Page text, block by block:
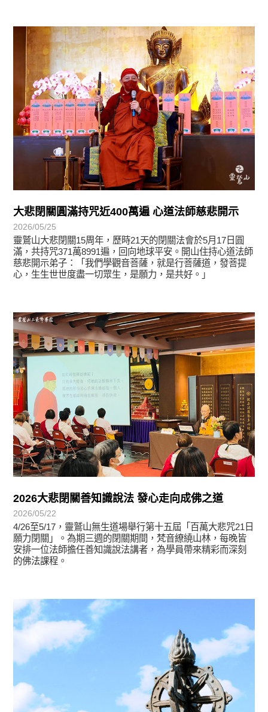
大悲閉關圓滿持咒近400萬遍 心道法師慈悲開示
2026/05/25
靈鷲山大悲閉關15周年，歷時21天的閉關法會於5月17日圓
滿，共持咒371萬8991遍，回向地球平安。開山住持心道法師
慈悲開示弟子：「我們學觀音菩薩，就是行菩薩道，發菩提
心，生生世世度盡一切眾生，是願力，是共好。」
學習分享
2026大悲閉關善知識說法 發心走向成佛之道
2026/05/22
4/26至5/17，靈鷲山無生道場舉行第十五屆「百萬大悲咒21日
願力閉關」。為期三週的閉關期間，梵音繚繞山林，每晚皆
安排一位法師擔任善知識說法講者，為學員帶來精彩而深刻
的佛法課程。
學習分享